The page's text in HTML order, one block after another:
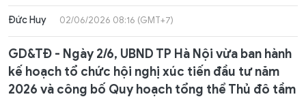
Đức Huy 02/06/2026 08:16 (GMT+7)
GD&TĐ - Ngày 2/6, UBND TP Hà Nội vừa ban hành
kế hoạch tổ chức hội nghị xúc tiến đầu tư năm
2026 và công bố Quy hoạch tổng thể Thủ đô tầm